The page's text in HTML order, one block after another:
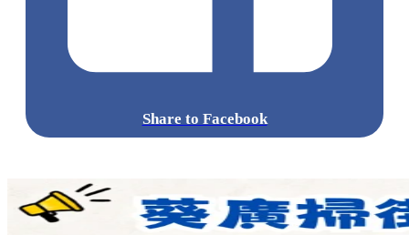
Share to Facebook